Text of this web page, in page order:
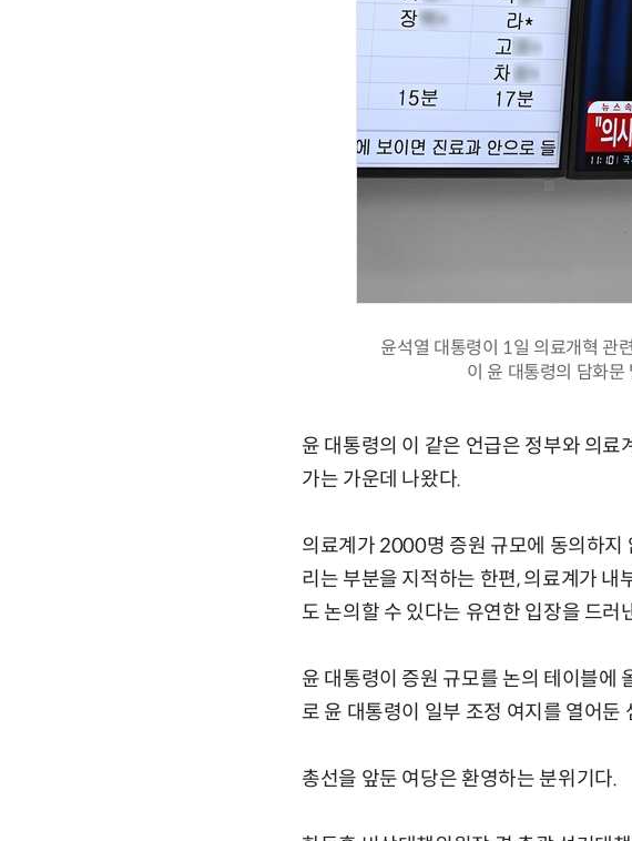
윤석열 대통령이 1일 의료개혁 관
이 윤 대통령의 담화
윤 대통령의 이 같은 언급은 정부와 의
가는 가운데 나왔다.
의료계가 2000명 증원 규모에 동의하지
리는 부분을 지적하는 한편, 의료계가
도 논의할 수 있다는 유연한 입장을 드러
윤 대통령이 증원 규모를 논의 테이블에
로 윤 대통령이 일부 조정 여지를 열어둔
총선을 앞둔 여당은 환영하는 분위기다.